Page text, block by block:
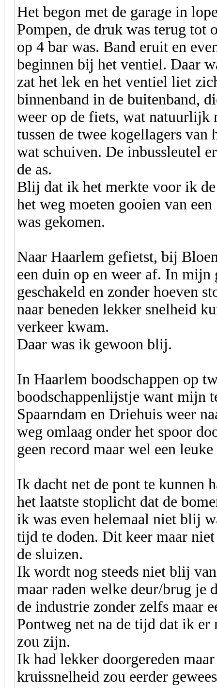
Het begon met de garage in
Pompen, de druk was terug
op 4 bar was. Band eruit en
beginnen bij het ventiel. Daar
zat het lek en het ventiel liet
binnenband in de buitenband,
weer op de fiets, wat natuurlijk
tussen de twee kogellagers
wat schuiven. De inbussleutel
de as.
Blij dat ik het merkte voor ik
het weg moeten gooien van
was gekomen.
Naar Haarlem gefietst, bij
een duin op en weer af. In mijn
geschakeld en zonder hoeven
naar beneden lekker snelheid
verkeer kwam.
Daar was ik gewoon blij.
In Haarlem boodschappen op
boodschappenlijstje want mijn
Spaarndam en Driehuis weer
weg omlaag onder het spoor
geen record maar wel een
Ik dacht net de pont te kunnen
het laatste stoplicht dat de
ik was even helemaal niet blij
tijd te doden. Dit keer maar
de sluizen.
Ik wordt nog steeds niet blij
maar raden welke deur/brug je
de industrie zonder zelfs maar
Pontweg net na de tijd dat ik er
zou zijn.
Ik had lekker doorgereden
kruissnelheid zou eerder